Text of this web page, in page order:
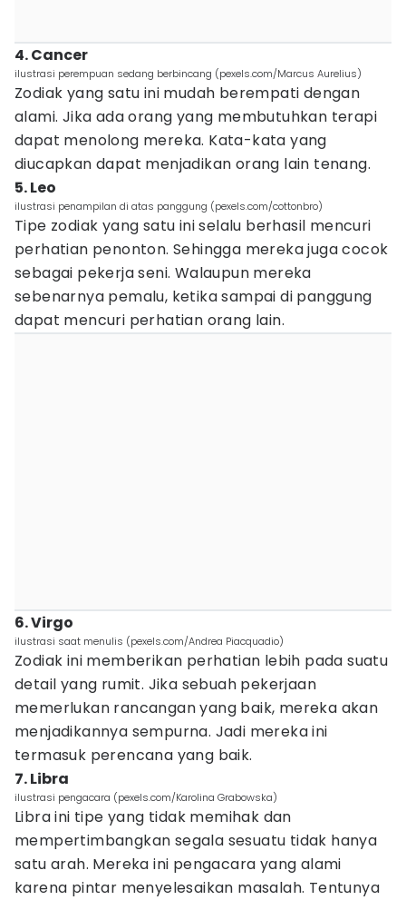
4. Cancer
ilustrasi perempuan sedang berbincang (pexels.com/Marcus Aurelius)
Zodiak yang satu ini mudah berempati dengan
alami. Jika ada orang yang membutuhkan terapi
dapat menolong mereka. Kata-kata yang
diucapkan dapat menjadikan orang lain tenang.
5. Leo
ilustrasi penampilan di atas panggung (pexels.com/cottonbro)
Tipe zodiak yang satu ini selalu berhasil mencuri
perhatian penonton. Sehingga mereka juga cocok
sebagai pekerja seni. Walaupun mereka
sebenarnya pemalu, ketika sampai di panggung
dapat mencuri perhatian orang lain.
6. Virgo
ilustrasi saat menulis (pexels.com/Andrea Piacquadio)
Zodiak ini memberikan perhatian lebih pada suatu
detail yang rumit. Jika sebuah pekerjaan
memerlukan rancangan yang baik, mereka akan
menjadikannya sempurna. Jadi mereka ini
termasuk perencana yang baik.
7. Libra
ilustrasi pengacara (pexels.com/Karolina Grabowska)
Libra ini tipe yang tidak memihak dan
mempertimbangkan segala sesuatu tidak hanya
satu arah. Mereka ini pengacara yang alami
karena pintar menyelesaikan masalah. Tentunya